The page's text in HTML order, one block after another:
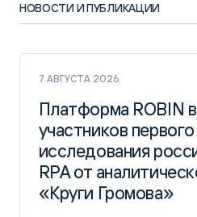
НОВОСТИ И ПУБЛИКАЦИИ
7 АВГУСТА 2026
Платформа ROBIN
участников
исследования
RPA от
«Круги Громова»
Платформа ROBIN
участников
исследования
RPA от
«Круги Громова»